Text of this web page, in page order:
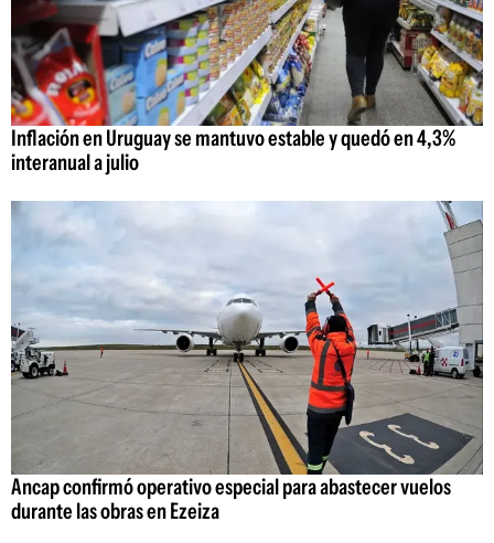
Inflación en Uruguay se mantuvo estable y quedó en 4,3%
interanual a julio
Ancap confirmó operativo especial para abastecer vuelos
durante las obras en Ezeiza